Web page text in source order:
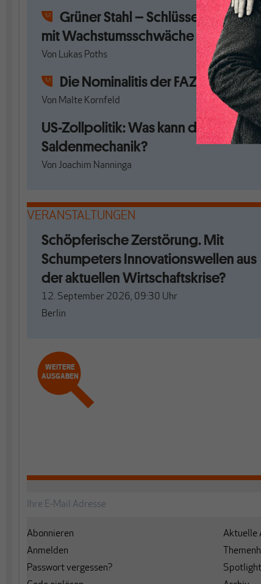
Grüner Stahl – Schlüsselbranche
mit Wachstumsschwäche
Von Lukas Poths
Die Nominalitis der FAZ
Von Malte Kornfeld
US-Zollpolitik: Was kann die
Saldenmechanik?
Von Joachim Nanninga
VERANSTALTUNGEN
Schöpferische Zerstörung. Mit
Schumpeters Innovationswellen aus
der aktuellen Wirtschaftskrise?
12. September 2026, 09:30 Uhr
Berlin
WEITERE
AUSGABEN
Abonnieren
Anmelden
Passwort vergessen?
Aktuelle
Spotlight